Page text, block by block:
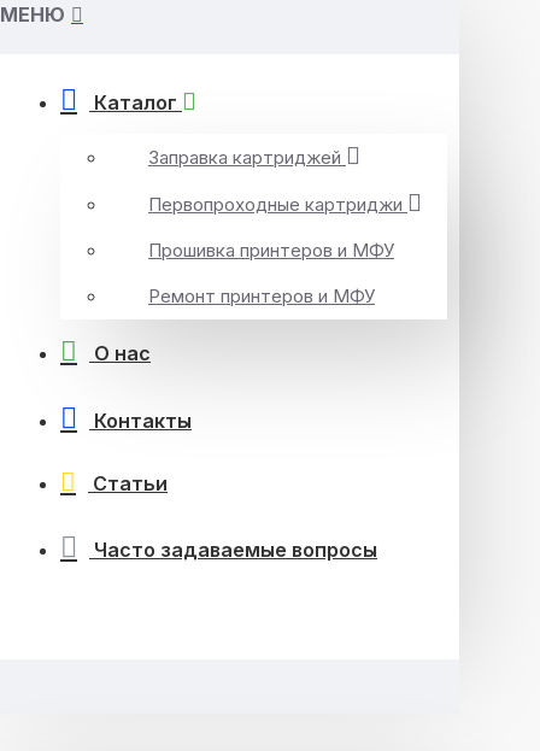
МЕНЮ
Каталог
Заправка картриджей
Первопроходные картриджи
Прошивка принтеров и МФУ
Ремонт принтеров и МФУ
О нас
Контакты
Статьи
Часто задаваемые вопросы